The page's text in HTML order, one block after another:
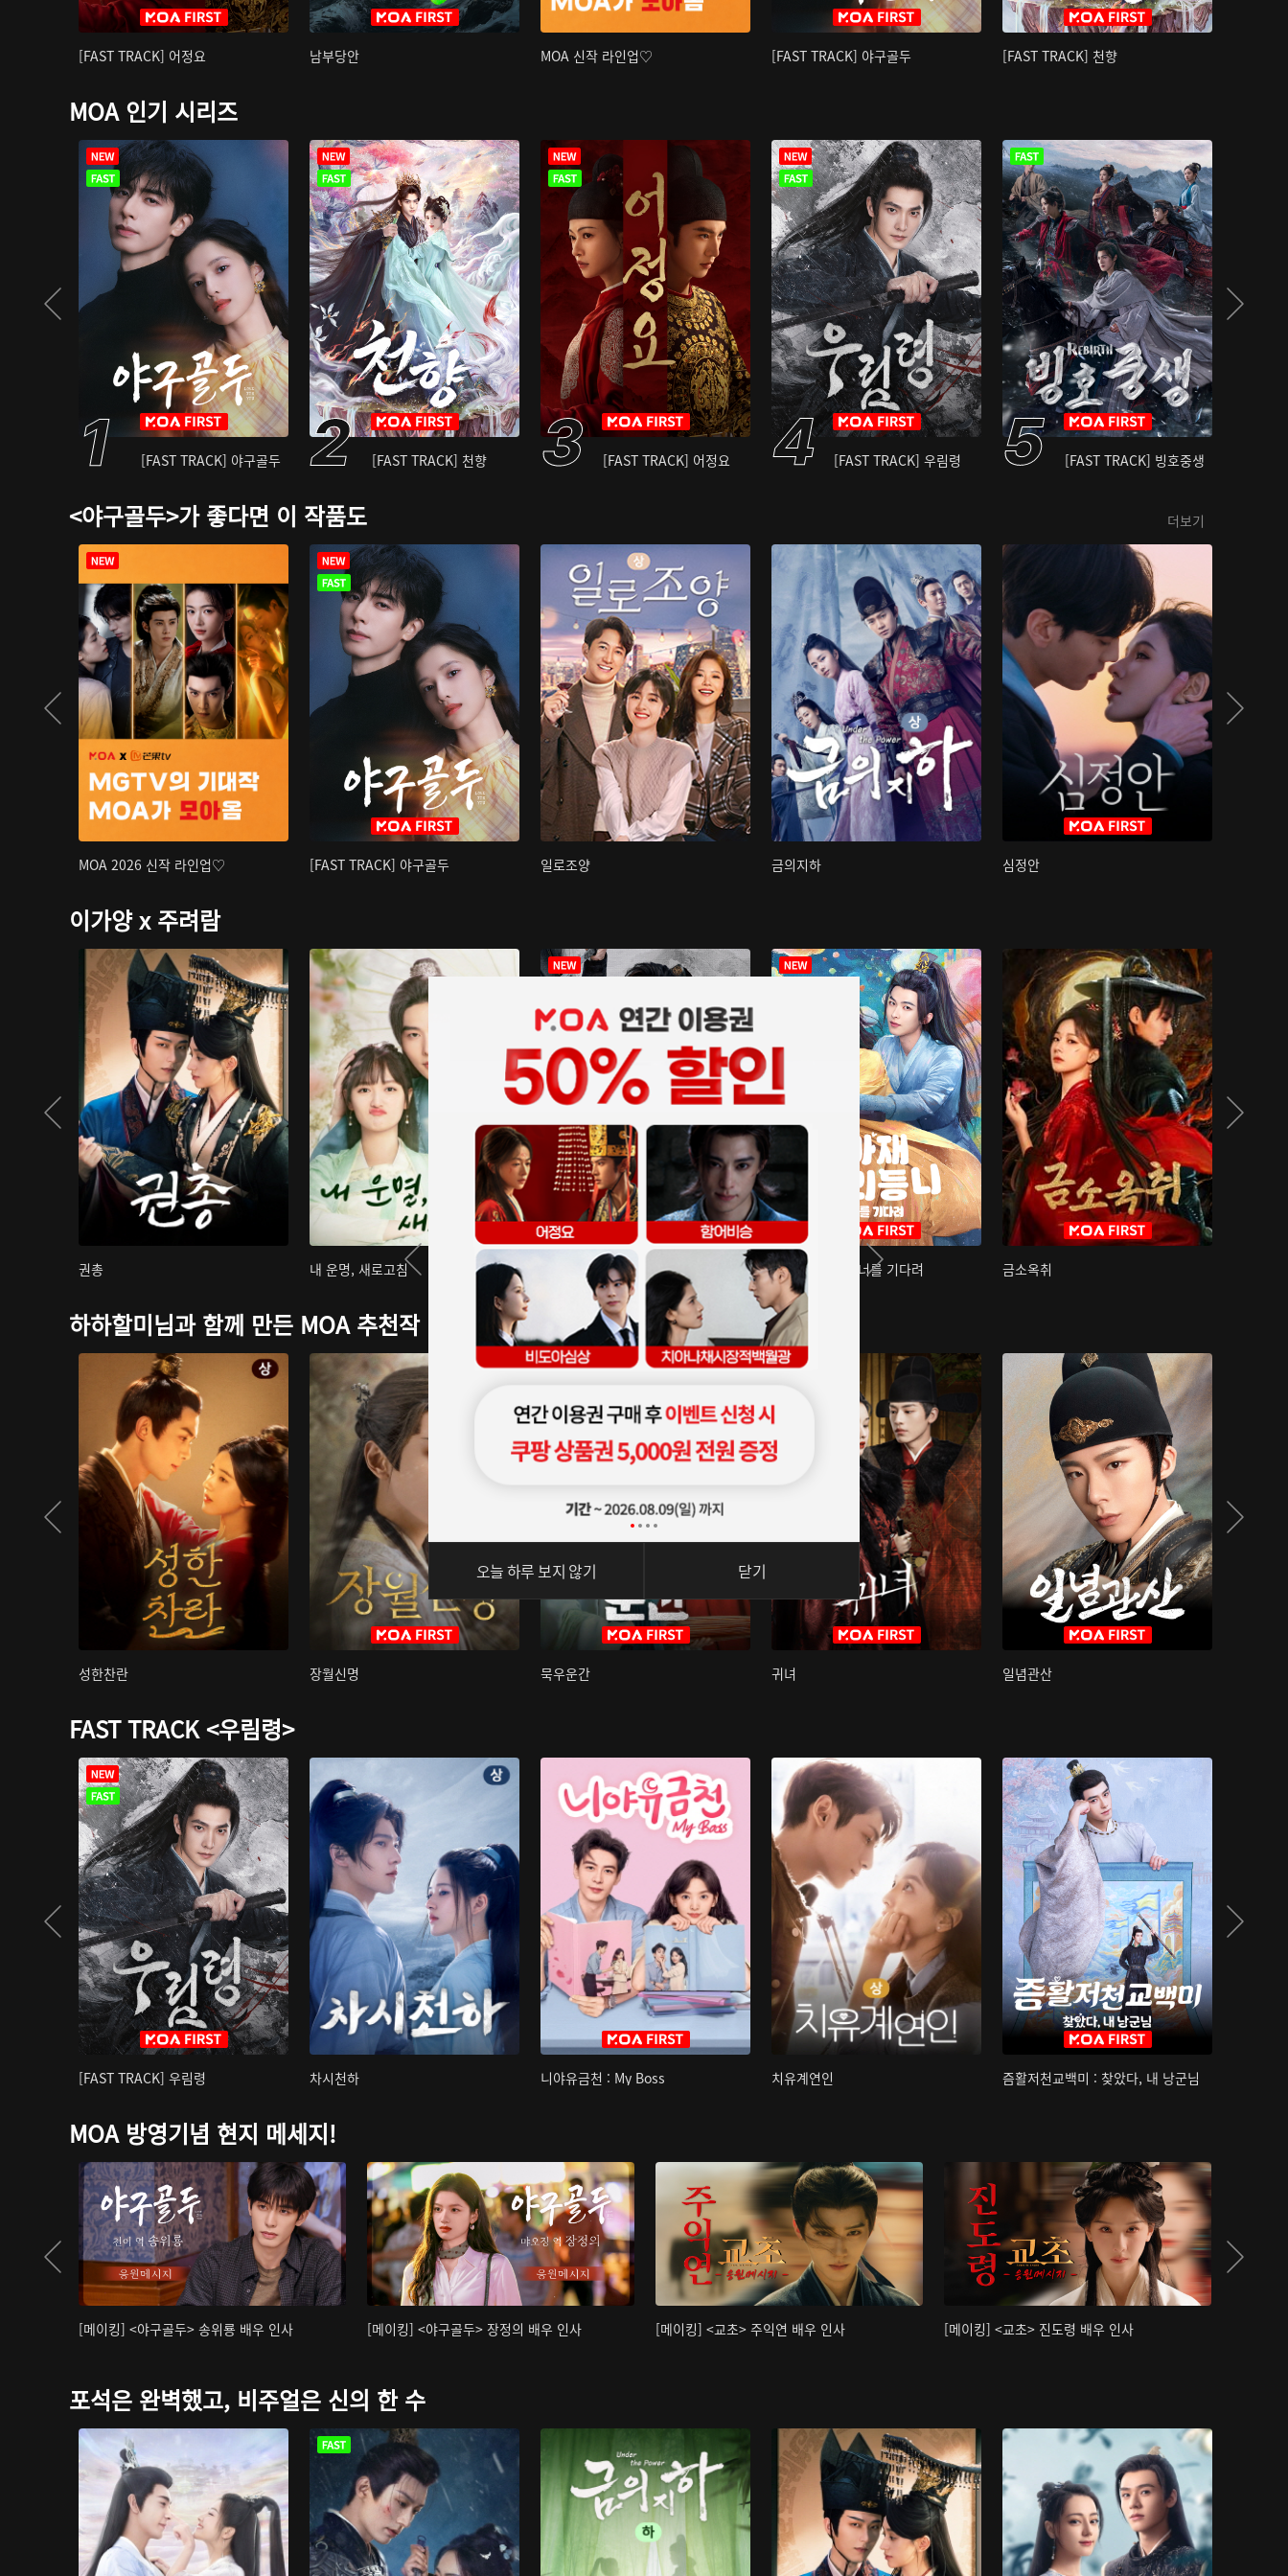
[FAST TRACK] 어정요 남부당안 MOA 신작 라인업♡ [FAST TRACK] 야구골두 [FAST TRACK] 천향
MOA 인기 시리즈
[FAST TRACK] 야구골두 [FAST TRACK] 천향 [FAST TRACK] 어정요 [FAST TRACK] 우림령 [FAST TRACK] 빙호중생
<야구골두>가 좋다면 이 작품도 더보기
MOA 2026 신작 라인업♡ [FAST TRACK] 야구골두 일로조양 금의지하 심정안
이가양 x 주려람
권총 내 운명, 새로고침 아재저리등니 : 너를 기다려 금소옥취
하하할미님과 함께 만든 MOA 추천작
성한찬란 장월신명 묵우운간 귀녀 일념관산
FAST TRACK <우림령>
[FAST TRACK] 우림령 차시천하 니야유금천 : My Boss 치유계연인 즘활저천교백미 : 찾았다, 내 낭군님
MOA 방영기념 현지 메세지!
[메이킹] <야구골두> 송위룡 배우 인사 [메이킹] <야구골두> 장정의 배우 인사 [메이킹] <교초> 주익연 배우 인사 [메이킹] <교초> 진도령 배우 인사
포석은 완벽했고, 비주얼은 신의 한 수
오늘 하루 보지 않기 닫기